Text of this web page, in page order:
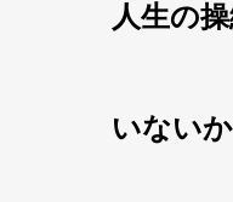
人生の
いないか